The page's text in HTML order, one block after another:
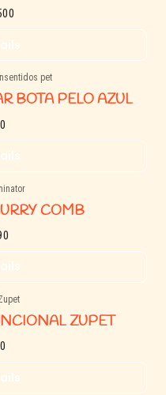
pet
BOTA PELO AZUL
COMB
ZUPET